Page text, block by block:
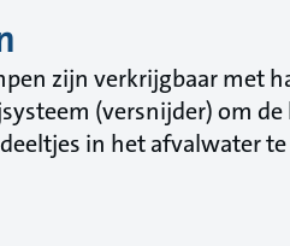
zijn verkrijgbaar met
(versnijder) om de
in het afvalwater